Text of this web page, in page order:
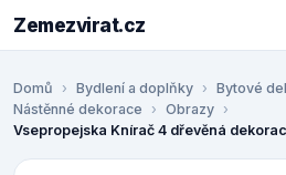
Zemezvirat.cz
Domů Bydlení a doplňky
Bytové
Nástěnné dekorace
Obrazy
Vsepropejska Knírač 4 dřevěná